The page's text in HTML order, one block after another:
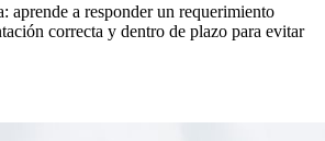
aprende a responder un requerimiento
correcta y dentro de plazo para evitar